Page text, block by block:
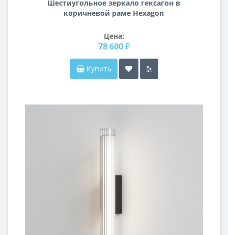
Шестиугольное зеркало гексагон в
коричневой раме Hexagon
Цена:
78 600 ₽
Купить